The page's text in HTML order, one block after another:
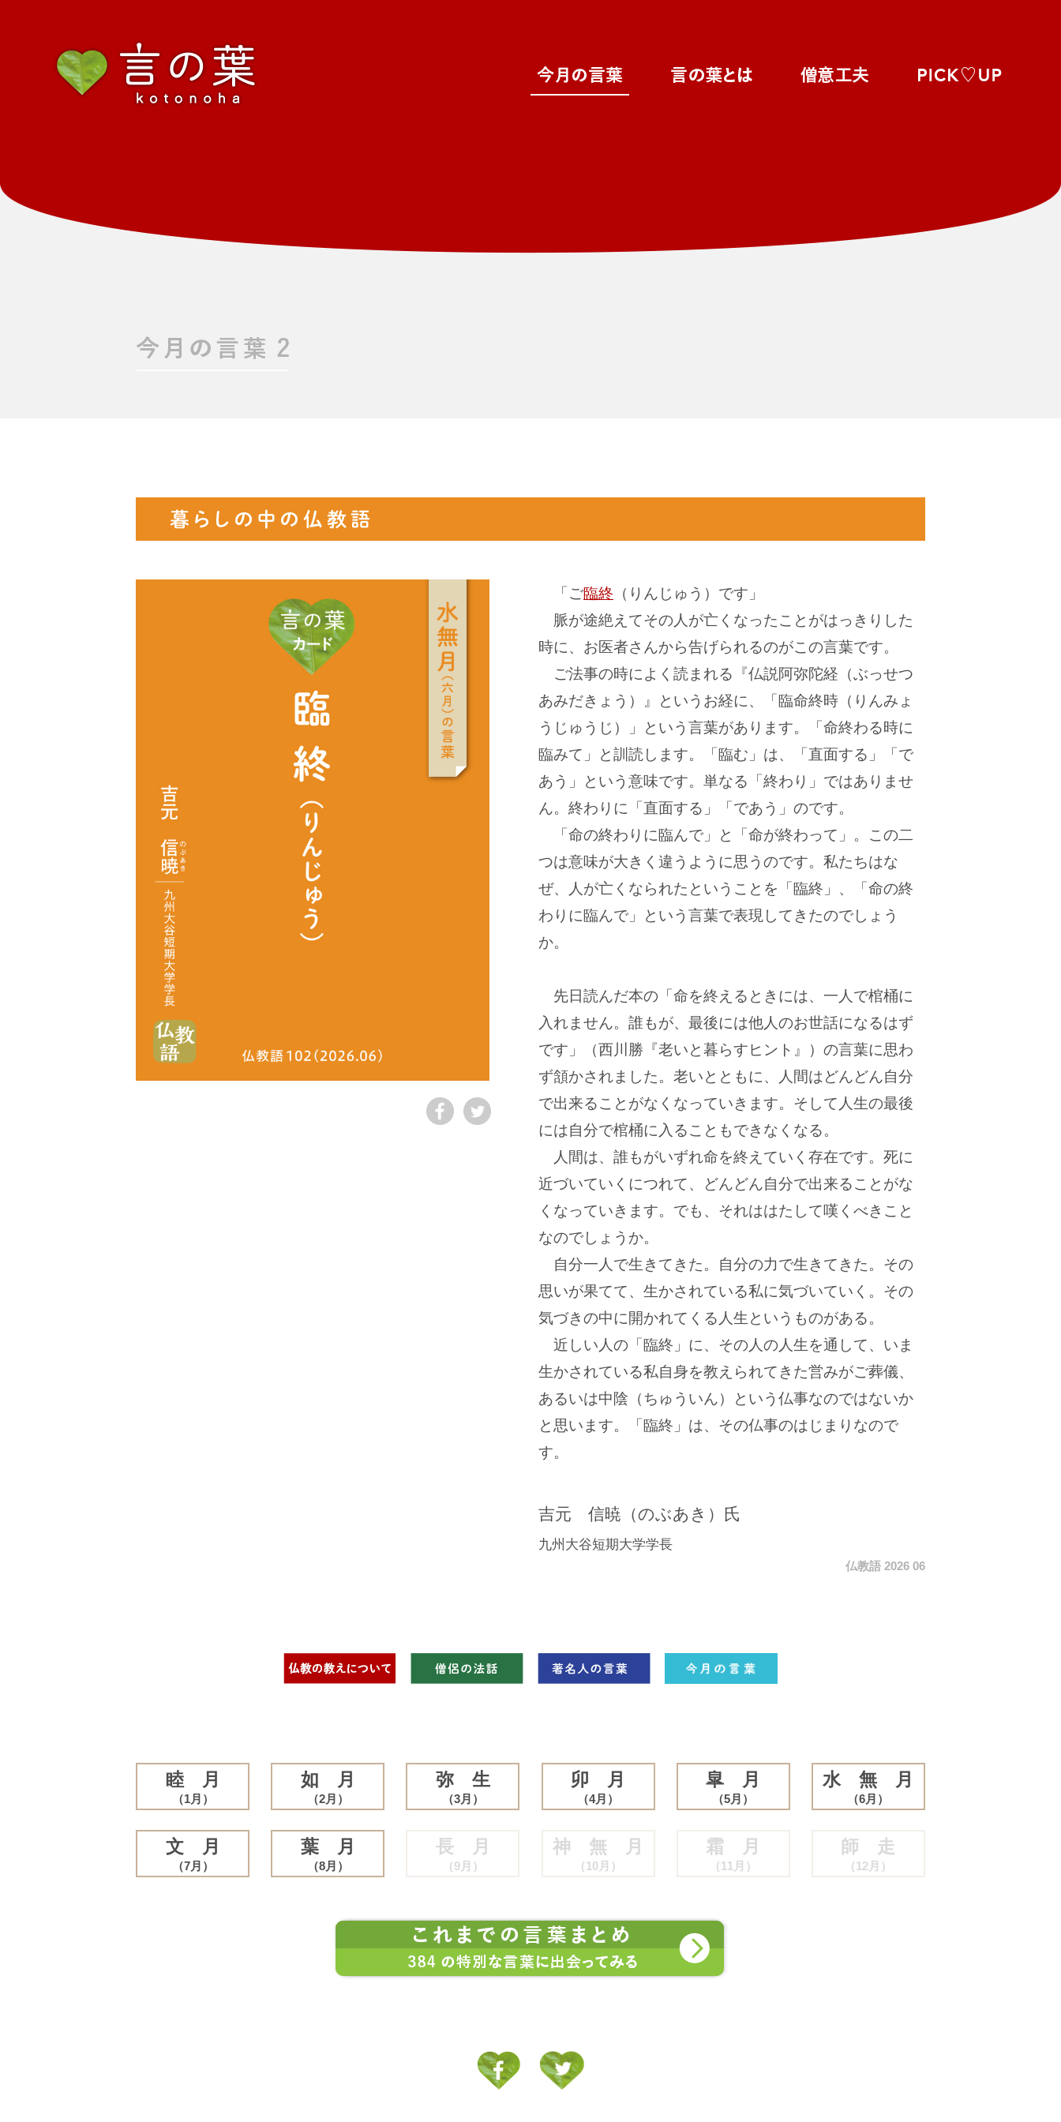
「ご臨終 （りんじゅう）です」
脈が途絶えてその人が亡くなったことがはっきりした
時に、お医者さんから告げられるのがこの言葉です。
ご法事の時によく読まれる『仏説阿弥陀経（ぶっせつ
あみだきょう）』というお経に、「臨命終時（りんみょ
うじゅうじ）」という言葉があります。「命終わる時に
臨みて」と訓読します。「臨む」は、「直面する」「で
あう」という意味です。単なる「終わり」ではありませ
ん。終わりに「直面する」「であう」のです。
「命の終わりに臨んで」と「命が終わって」。この二
つは意味が大きく違うように思うのです。私たちはな
ぜ、人が亡くなられたということを「臨終」、「命の終
わりに臨んで」という言葉で表現してきたのでしょう
か。
先日読んだ本の「命を終えるときには、一人で棺桶に
入れません。誰もが、最後には他人のお世話になるはず
です」（西川勝『老いと暮らすヒント』）の言葉に思わ
ず頷かされました。老いとともに、人間はどんどん自分
で出来ることがなくなっていきます。そして人生の最後
には自分で棺桶に入ることもできなくなる。
人間は、誰もがいずれ命を終えていく存在です。死に
近づいていくにつれて、どんどん自分で出来ることがな
くなっていきます。でも、それははたして嘆くべきこと
なのでしょうか。
自分一人で生きてきた。自分の力で生きてきた。その
思いが果てて、生かされている私に気づいていく。その
気づきの中に開かれてくる人生というものがある。
近しい人の「臨終」に、その人の人生を通して、いま
生かされている私自身を教えられてきた営みがご葬儀、
あるいは中陰（ちゅういん）という仏事なのではないか
と思います。「臨終」は、その仏事のはじまりなので
す。
吉元 信暁（のぶあき）氏
九州大谷短期大学学長
仏教語 2026 06
睦 月
（1月）
如 月
（2月）
弥 生
（3月）
卯 月
（4月）
皐 月
（5月）
水 無 月
（6月）
文 月
（7月）
葉 月
（8月）
長 月
（9月）
神 無 月
（10月）
霜 月
（11月）
師 走
（12月）